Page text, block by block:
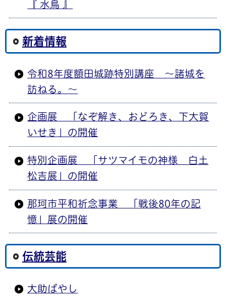
『 水鳥 』
新着情報
令和8年度額田城跡特別講座 ～諸城を
訪ねる。～
企画展 「なぞ解き、おどろき、下大賀
いせき」の開催
特別企画展 「サツマイモの神様 白土
松吉展」の開催
那珂市平和祈念事業 「戦後80年の記
憶」展の開催
伝統芸能
大助ばやし